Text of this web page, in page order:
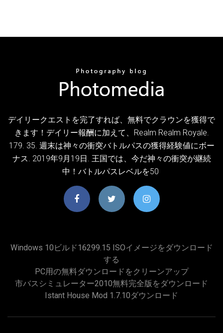
デイリークエストを完了すれば、無料でクラウンを獲得で
きます！デイリー報酬に加えて、Realm Realm Royale.
179. 35. 週末は神々の衝突バトルパスの獲得経験値にボー
ナス. 2019年9月19日. 王国では、今だ神々の衝突が継続
中！バトルパスレベルを50
Windows 10ビルド16299.15 ISOイメージをダウンロード
する
PC用の無料ダウンロードをクリーンアップ
市バスシミュレーター2010無料完全版をダウンロード
Istant House Mod 1.7.10ダウンロード